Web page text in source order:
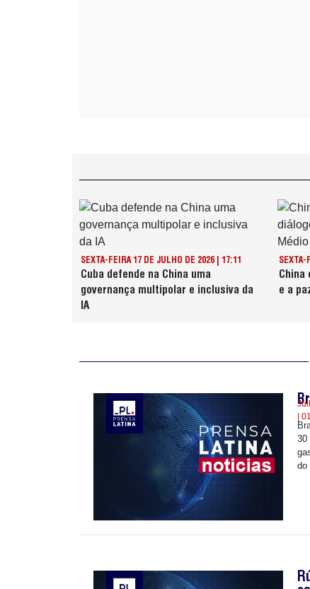
SEXTA-FEIRA 17 DE JULHO DE 2026 | 17:11
Cuba defende na China uma
governança multipolar e inclusiva da
IA
SEXTA-
China
e a
|
30
do